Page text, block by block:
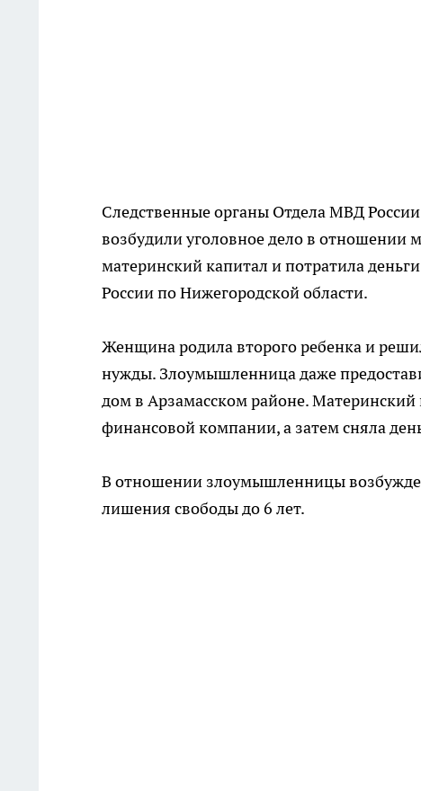
Следственные органы Отдела МВД
возбудили уголовное дело в отношении
материнский капитал и потратила
России по Нижегородской области.
Женщина родила второго ребенка и
нужды. Злоумышленница даже
дом в Арзамасском районе.
финансовой компании, а затем сняла
В отношении злоумышленницы
лишения свободы до 6 лет.